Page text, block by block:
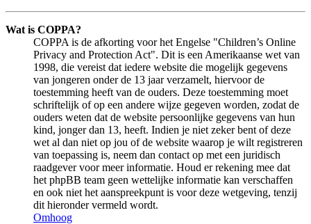
Wat is COPPA?
COPPA is de afkorting voor het Engelse "Children’s Online
Privacy and Protection Act". Dit is een Amerikaanse wet van
1998, die vereist dat iedere website die mogelijk gegevens
van jongeren onder de 13 jaar verzamelt, hiervoor de
toestemming heeft van de ouders. Deze toestemming moet
schriftelijk of op een andere wijze gegeven worden, zodat de
ouders weten dat de website persoonlijke gegevens van hun
kind, jonger dan 13, heeft. Indien je niet zeker bent of deze
wet al dan niet op jou of de website waarop je wilt registreren
van toepassing is, neem dan contact op met een juridisch
raadgever voor meer informatie. Houd er rekening mee dat
het phpBB team geen wettelijke informatie kan verschaffen
en ook niet het aanspreekpunt is voor deze wetgeving, tenzij
dit hieronder vermeld wordt.
Omhoog